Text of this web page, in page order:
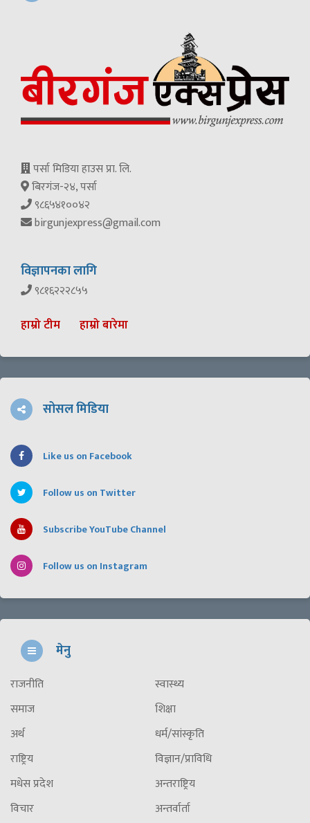
पर्सा मिडिया हाउस प्रा. लि.
बिरगंज-२४, पर्सा
९८६५४१००४२
birgunjexpress@gmail.com
विज्ञापनका लागि
९८१६२२२८५५
हाम्रो टीम हाम्रो बारेमा
सोसल मिडिया
Like us on Facebook
Follow us on Twitter
Subscribe YouTube Channel
Follow us on Instagram
मेनु
राजनीति
समाज
अर्थ
राष्ट्रिय
मधेस प्रदेश
विचार
स्वास्थ्य
शिक्षा
धर्म/सांस्कृति
विज्ञान/प्राविधि
अन्तराष्ट्रिय
अन्तर्वार्ता